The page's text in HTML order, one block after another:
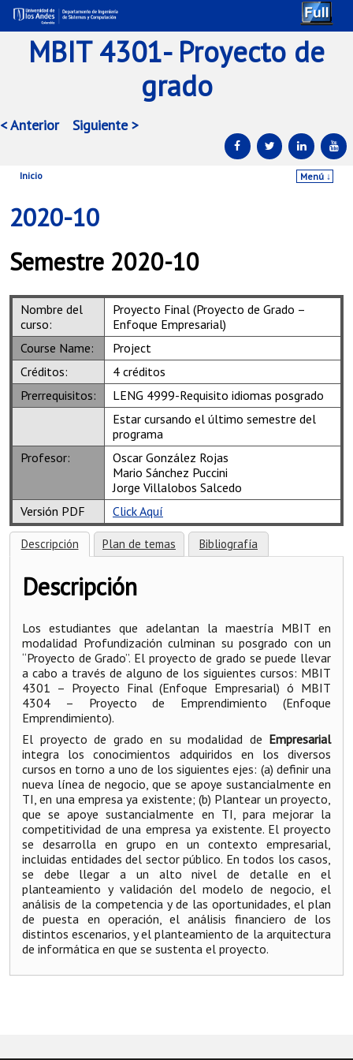
MBIT 4301- Proyecto de
grado
< Anterior Siguiente >
Inicio
Menú ↓
2020-10
Semestre 2020-10
Nombre del
curso:
Proyecto Final (Proyecto de Grado –
Enfoque Empresarial)
Course Name:
Project
Créditos:
4 créditos
Prerrequisitos:
LENG 4999-Requisito idiomas posgrado
Estar cursando el último semestre del
programa
Profesor:
Oscar González Rojas
Mario Sánchez Puccini
Jorge Villalobos Salcedo
Versión PDF
Click Aquí
Descripción Plan de temas Bibliografía
Descripción
Los estudiantes que adelantan la maestría MBIT en
modalidad Profundización culminan su posgrado con un
“Proyecto de Grado”. El proyecto de grado se puede llevar
a cabo a través de alguno de los siguientes cursos: MBIT
4301 – Proyecto Final (Enfoque Empresarial) ó MBIT
4304 – Proyecto de Emprendimiento (Enfoque
Emprendimiento).
El proyecto de grado en su modalidad de Empresarial
integra los conocimientos adquiridos en los diversos
cursos en torno a uno de los siguientes ejes: (a) definir una
nueva línea de negocio, que se apoye sustancialmente en
TI, en una empresa ya existente; (b) Plantear un proyecto,
que se apoye sustancialmente en TI, para mejorar la
competitividad de una empresa ya existente. El proyecto
se desarrolla en grupo en un contexto empresarial,
incluidas entidades del sector público. En todos los casos,
se debe llegar a un alto nivel de detalle en el
planteamiento y validación del modelo de negocio, el
análisis de la competencia y de las oportunidades, el plan
de puesta en operación, el análisis financiero de los
distintos escenarios, y el planteamiento de la arquitectura
de informática en que se sustenta el proyecto.